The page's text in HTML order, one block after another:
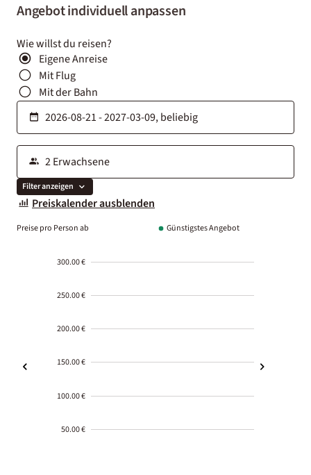
Angebot individuell anpassen
Wie willst du reisen?
Eigene Anreise
Mit Flug
Mit der Bahn
Filter anzeigen
Preiskalender ausblenden
Preise pro Person ab Günstigstes Angebot
300.00 €
250.00 €
200.00 €
150.00 €
100.00 €
50.00 €